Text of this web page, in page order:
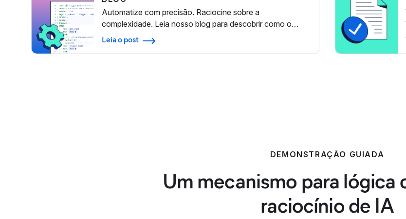
Automatize com precisão. Raciocine sobre a
complexidade. Leia nosso blog para descobrir como o
Elastic Workflows transforma dados em ação.
Leia o post
DEMONSTRAÇÃO GUIADA
Um mecanismo para lógica
raciocínio de IA